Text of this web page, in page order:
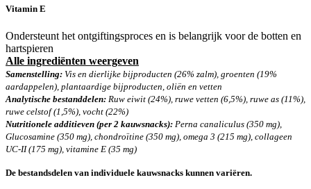
Vitamin E
Ondersteunt het ontgiftingsproces en is belangrijk voor de botten en
hartspieren
Alle ingrediënten weergeven
Samenstelling: Vis en dierlijke bijproducten (26% zalm), groenten (19%
aardappelen), plantaardige bijproducten, oliën en vetten
Analytische bestanddelen: Ruw eiwit (24%), ruwe vetten (6,5%), ruwe as (11%),
ruwe celstof (1,5%), vocht (22%)
Nutritionele additieven (per 2 kauwsnacks): Perna canaliculus (350 mg),
Glucosamine (350 mg), chondroïtine (350 mg), omega 3 (215 mg), collageen
UC-II (175 mg), vitamine E (35 mg)
De bestandsdelen van individuele kauwsnacks kunnen variëren.